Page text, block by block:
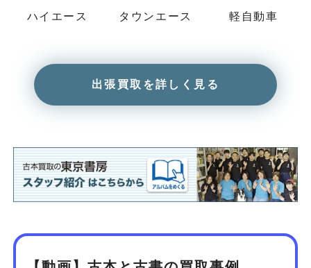
ハイエース タウンエース 軽自動車
出張買取を詳しく見る